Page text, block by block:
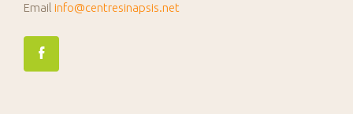
Email info@centresinapsis.net